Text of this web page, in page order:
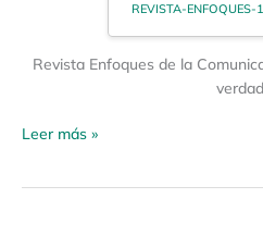
REVISTA-
Revista Enfoques de la
Leer más »